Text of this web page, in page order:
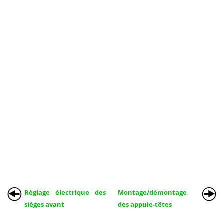
Réglage électrique des
sièges avant
Montage/démontage
des appuie-têtes